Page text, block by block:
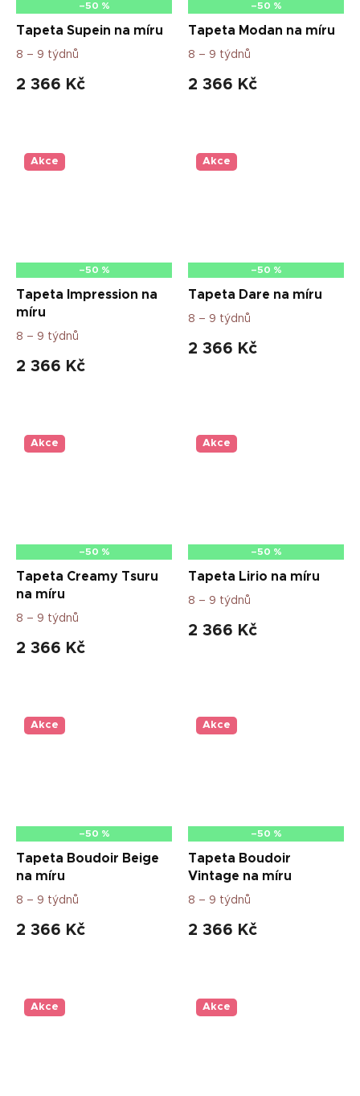
–50 %
Tapeta Supein na míru
8 – 9 týdnů
2 366 Kč
–50 %
Tapeta Modan na míru
8 – 9 týdnů
2 366 Kč
Akce
–50 %
Tapeta Impression na
míru
8 – 9 týdnů
2 366 Kč
Akce
–50 %
Tapeta Dare na míru
8 – 9 týdnů
2 366 Kč
Akce
–50 %
Tapeta Creamy Tsuru
na míru
8 – 9 týdnů
2 366 Kč
Akce
–50 %
Tapeta Lirio na míru
8 – 9 týdnů
2 366 Kč
Akce
–50 %
Tapeta Boudoir Beige
na míru
8 – 9 týdnů
2 366 Kč
Akce
–50 %
Tapeta Boudoir
Vintage na míru
8 – 9 týdnů
2 366 Kč
Akce Akce